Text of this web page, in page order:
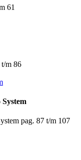
61
t/m 86
pag. 87 t/m 107